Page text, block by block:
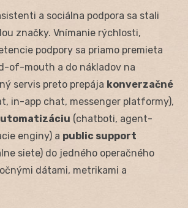
a sociálna podpora sa stali
značky. Vnímanie rýchlosti,
podpory sa priamo premieta
of-mouth a do nákladov na
servis preto prepája konverzačné
in-app chat, messenger platformy),
(chatboti, agent-
enginy) a public support
siete) do jedného operačného
dátami, metrikami a